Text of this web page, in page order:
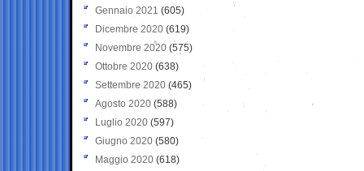
Gennaio 2021 (605)
Dicembre 2020 (619)
Novembre 2020 (575)
Ottobre 2020 (638)
Settembre 2020(465)
Agosto 2020 (588)
Luglio 2020 (597)
Giugno 2020 (580)
Maggio 2020 (618)